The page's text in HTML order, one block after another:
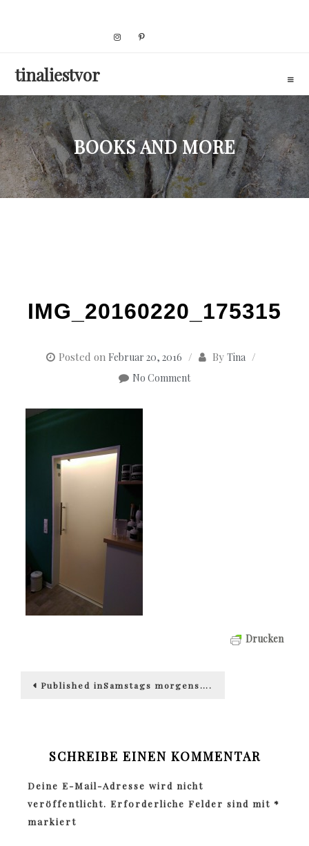
tinaliestvor
BOOKS AND MORE
IMG_20160220_175315
Posted on Februar 20, 2016 By Tina
No Comment
Drucken
Beitragsnavigation
Published inSamstags morgens….
SCHREIBE EINEN KOMMENTAR
Deine E-Mail-Adresse wird nicht
veröffentlicht. Erforderliche Felder sind mit *
markiert